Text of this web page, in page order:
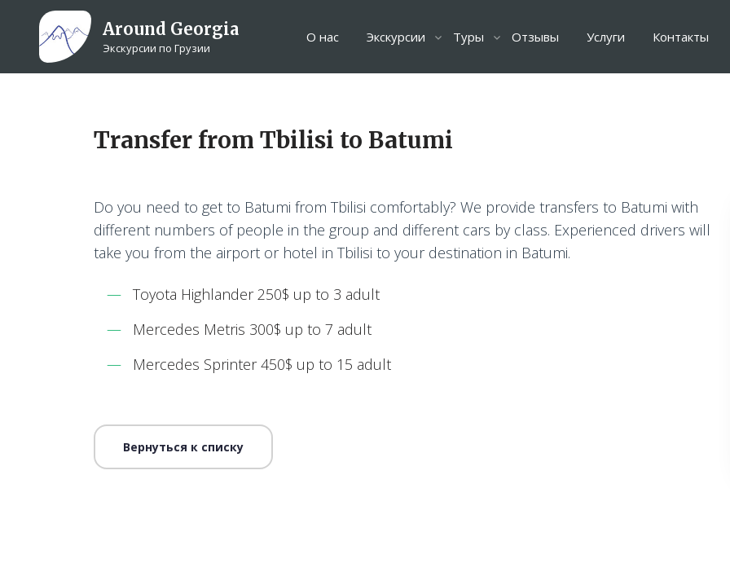
Around Georgia
Экскурсии по Грузии
О нас Экскурсии Туры Отзывы Услуги Контакты
Transfer from Tbilisi to Batumi
Do you need to get to Batumi from Tbilisi comfortably? We provide transfers to Batumi with
different numbers of people in the group and different cars by class. Experienced drivers will
take you from the airport or hotel in Tbilisi to your destination in Batumi.
Toyota Highlander 250$ up to 3 adult
Mercedes Metris 300$ up to 7 adult
Mercedes Sprinter 450$ up to 15 adult
Вернуться к списку